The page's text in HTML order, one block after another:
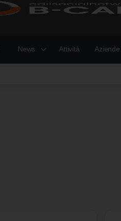
News Attività Aziende